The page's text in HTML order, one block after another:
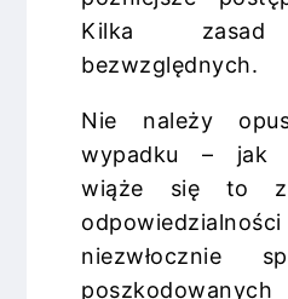
Kilka
bezwzględnych.
Nie należy
wypadku – jak
wiąże się to z
niezwłocznie